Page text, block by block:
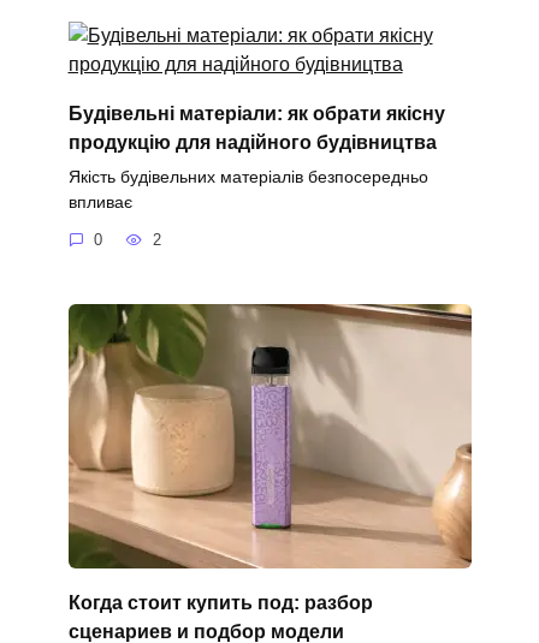
Будівельні матеріали: як обрати якісну
продукцію для надійного будівництва
Якість будівельних матеріалів безпосередньо
впливає
0 2
Когда стоит купить под: разбор
сценариев и подбор модели